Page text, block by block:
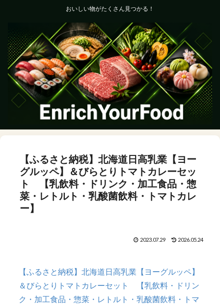
おいしい物がたくさん見つかる！
【ふるさと納税】北海道日高乳業【ヨー
グルッペ】＆びらとりトマトカレーセッ
ト 【乳飲料・ドリンク・加工食品・惣
菜・レトルト・乳酸菌飲料・トマトカレ
ー】
2023.07.29 2026.05.24
【ふるさと納税】北海道日高乳業【ヨーグルッペ】
＆びらとりトマトカレーセット 【乳飲料・ドリン
ク・加工食品・惣菜・レトルト・乳酸菌飲料・トマ